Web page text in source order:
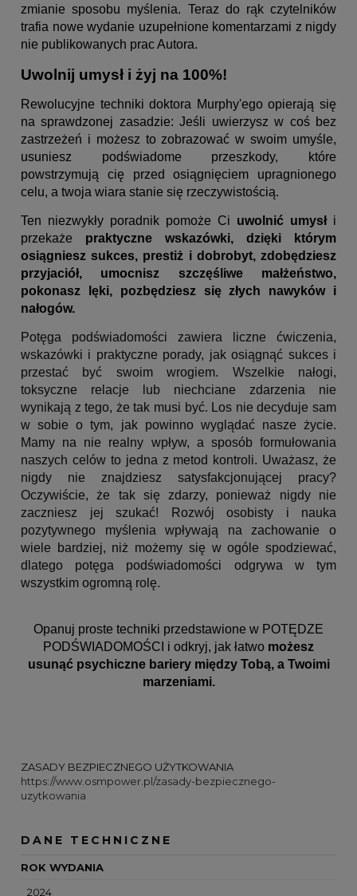
zmianie sposobu myślenia. Teraz do rąk czytelników
trafia nowe wydanie uzupełnione komentarzami z nigdy
nie publikowanych prac Autora.
Uwolnij umysł i żyj na 100%!
Rewolucyjne techniki doktora Murphy'ego opierają się
na sprawdzonej zasadzie: Jeśli uwierzysz w coś bez
zastrzeżeń i możesz to zobrazować w swoim umyśle,
usuniesz podświadome przeszkody, które
powstrzymują cię przed osiągnięciem upragnionego
celu, a twoja wiara stanie się rzeczywistością.
Ten niezwykły poradnik pomoże Ci uwolnić umysłi
przekaże praktyczne wskazówki, dzięki którym
osiągniesz sukces, prestiż i dobrobyt, zdobędziesz
przyjaciół, umocnisz szczęśliwe małżeństwo,
pokonasz lęki, pozbędziesz się złych nawyków i
nałogów.
Potęga podświadomości zawiera liczne ćwiczenia,
wskazówki i praktyczne porady, jak osiągnąć sukces i
przestać być swoim wrogiem. Wszelkie nałogi,
toksyczne relacje lub niechciane zdarzenia nie
wynikają z tego, że tak musi być. Los nie decyduje sam
w sobie o tym, jak powinno wyglądać nasze życie.
Mamy na nie realny wpływ, a sposób formułowania
naszych celów to jedna z metod kontroli. Uważasz, że
nigdy nie znajdziesz satysfakcjonującej pracy?
Oczywiście, że tak się zdarzy, ponieważ nigdy nie
zaczniesz jej szukać! Rozwój osobisty i nauka
pozytywnego myślenia wpływają na zachowanie o
wiele bardziej, niż możemy się w ogóle spodziewać,
dlatego potęga podświadomości odgrywa w tym
wszystkim ogromną rolę.
Opanuj proste techniki przedstawione w POTĘDZE
PODŚWIADOMOŚCI i odkryj, jak łatwo możesz
usunąć psychiczne bariery między Tobą, a Twoimi
marzeniami.
ZASADY BEZPIECZNEGO UŻYTKOWANIA
https://www.osmpower.pl/zasady-bezpiecznego-
uzytkowania
DANE TECHNICZNE
ROK WYDANIA
2024